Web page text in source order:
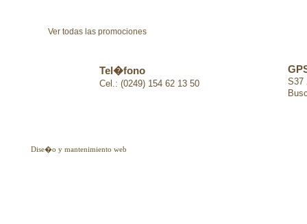
Ver todas las promociones
Tel�fono
Cel.: (0249) 154 62 13 50
S37
Dise�o y mantenimiento web